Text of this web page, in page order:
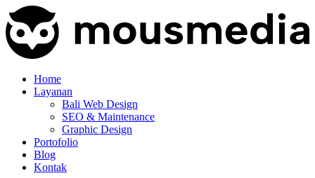
Home
Layanan
Bali Web Design
SEO & Maintenance
Graphic Design
Portofolio
Blog
Kontak